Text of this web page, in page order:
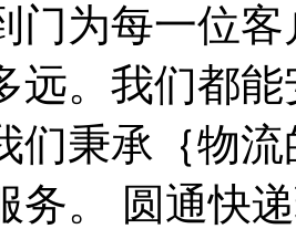
门为每一位
远。我们都
们秉承｛物
务。 圆通快